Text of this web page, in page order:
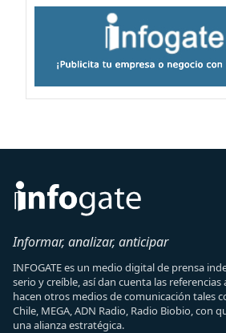
Informar, analizar, anticipar
INFOGATE es un medio digital de prensa
serio y creíble, así dan cuenta las
hacen otros medios de comunicación tales
Chile, MEGA, ADN Radio, Radio Biobio, con
una alianza estratégica.